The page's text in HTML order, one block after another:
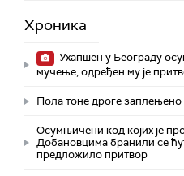
Хроника
Ухапшен у Београду
мучење, одређен му је
Пола тоне дроге
Осумњичени код којих је
Добановцима бранили се
предложило притвор